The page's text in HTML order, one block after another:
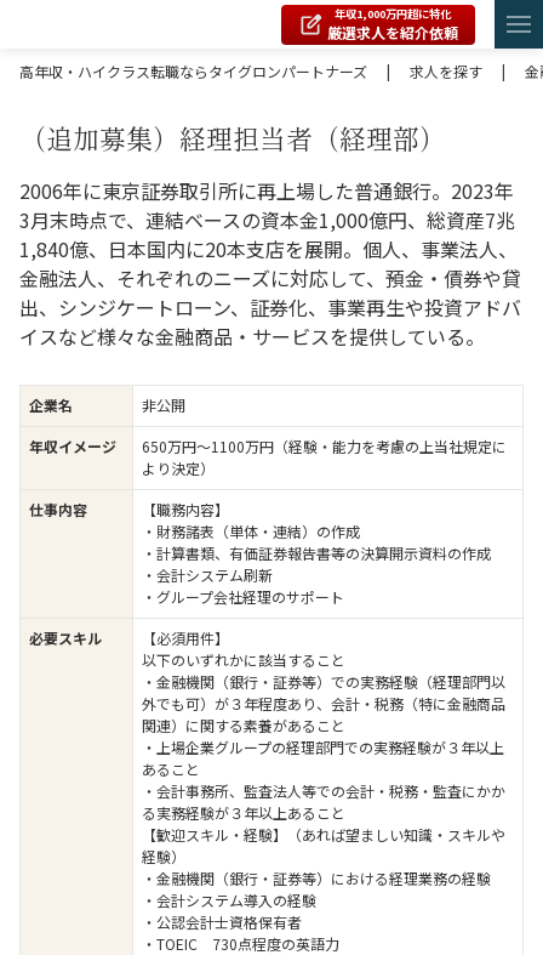
年収1,000万円超に特化
厳選求人を紹介依頼
高年収・ハイクラス転職ならタイグロンパートナーズ
| 求人を探す | 金
（追加募集）経理担当者（経理部）
2006年に東京証券取引所に再上場した普通銀行。2023年
3月末時点で、連結ベースの資本金1,000億円、総資産7兆
1,840億、日本国内に20本支店を展開。個人、事業法人、
金融法人、それぞれのニーズに対応して、預金・債券や貸
出、シンジケートローン、証券化、事業再生や投資アドバ
イスなど様々な金融商品・サービスを提供している。
企業名
非公開
年収イメージ
650万円〜1100万円（経験・能力を考慮の上当社規定に
より決定）
仕事内容
【職務内容】
・財務諸表（単体・連結）の作成
・計算書類、有価証券報告書等の決算開示資料の作成
・会計システム刷新
・グループ会社経理のサポート
必要スキル
【必須用件】
以下のいずれかに該当すること
・金融機関（銀行・証券等）での実務経験（経理部門以
外でも可）が３年程度あり、会計・税務（特に金融商品
関連）に関する素養があること
・上場企業グループの経理部門での実務経験が３年以上
あること
・会計事務所、監査法人等での会計・税務・監査にかか
る実務経験が３年以上あること
【歓迎スキル・経験】（あれば望ましい知識・スキルや
経験）
・金融機関（銀行・証券等）における経理業務の経験
・会計システム導入の経験
・公認会計士資格保有者
・TOEIC 730点程度の英語力